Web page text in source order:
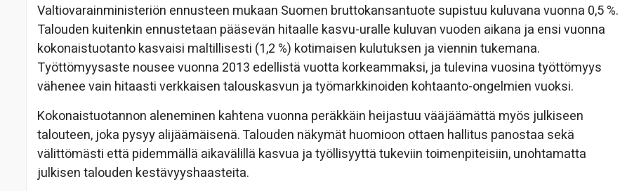
Valtiovarainministeriön ennusteen mukaan Suomen bruttokansantuote supistuu kuluvana vuonna 0,5 %.
Talouden kuitenkin ennustetaan pääsevän hitaalle kasvu-uralle kuluvan vuoden aikana ja ensi vuonna
kokonaistuotanto kasvaisi maltillisesti (1,2 %) kotimaisen kulutuksen ja viennin tukemana.
Työttömyysaste nousee vuonna 2013 edellistä vuotta korkeammaksi, ja tulevina vuosina työttömyys
vähenee vain hitaasti verkkaisen talouskasvun ja työmarkkinoiden kohtaanto-ongelmien vuoksi.
Kokonaistuotannon aleneminen kahtena vuonna peräkkäin heijastuu vääjäämättä myös julkiseen
talouteen, joka pysyy alijäämäisenä. Talouden näkymät huomioon ottaen hallitus panostaa sekä
välittömästi että pidemmällä aikavälillä kasvua ja työllisyyttä tukeviin toimenpiteisiin, unohtamatta
julkisen talouden kestävyyshaasteita.